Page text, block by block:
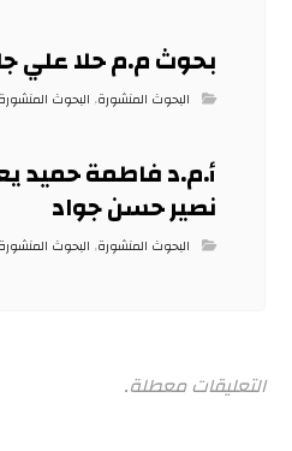
بحوث م.م حلا علي
البحوث المنشورة, البحوث
أ.م.د فاطمة حميد
نصير حسن جواد
البحوث المنشورة, البحوث
التعليقات معطلة.